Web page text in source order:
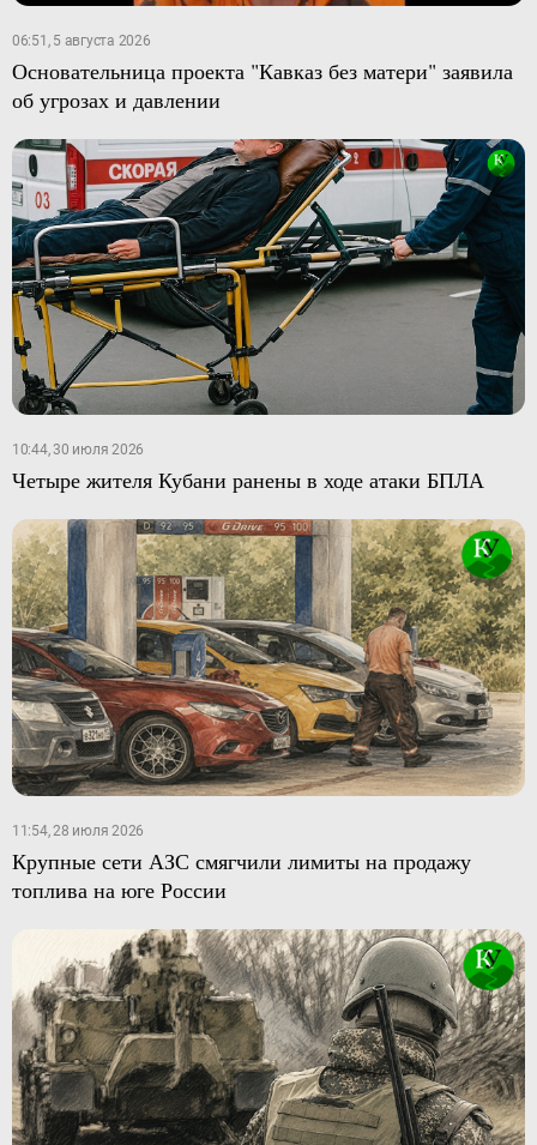
06:51, 5 августа 2026
Основательница проекта "Кавказ без матери" заявила
об угрозах и давлении
10:44, 30 июля 2026
Четыре жителя Кубани ранены в ходе атаки БПЛА
11:54, 28 июля 2026
Крупные сети АЗС смягчили лимиты на продажу
топлива на юге России